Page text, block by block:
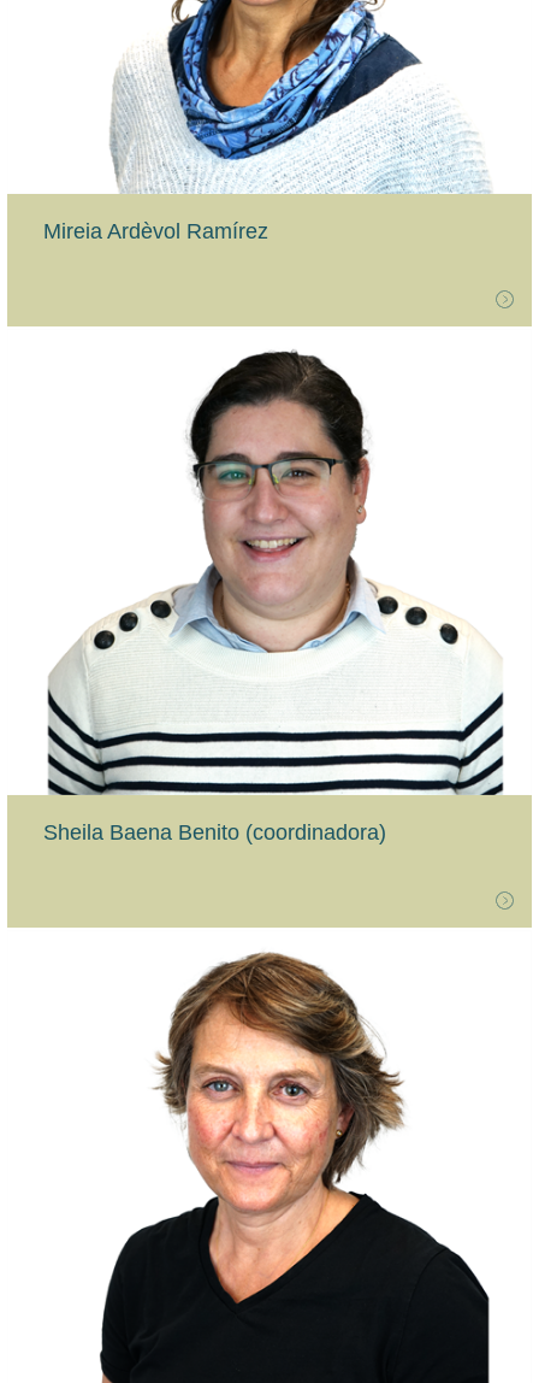
Mireia Ardèvol Ramírez
Sheila Baena Benito (coordinadora)